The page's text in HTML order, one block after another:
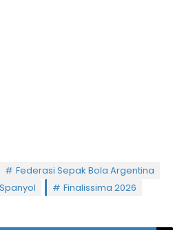
Federasi Sepak Bola Argentina
Finalissima 2026